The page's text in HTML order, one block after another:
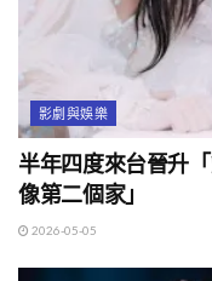
影劇與娛樂
半年四度來台晉升
像第二個家」
2026-05-05